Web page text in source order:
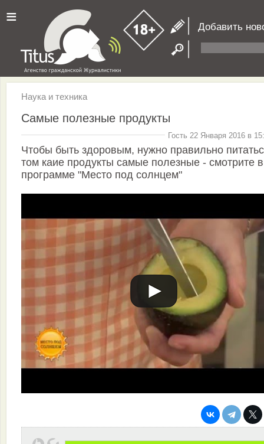
≡ Добавить
Наука и техника
Самые полезные продукты
Гость 22 Января 2016 в
Чтобы быть здоровым, нужно правильно
том каие продукты самые полезные - смотрите в
программе "Место под солнцем"